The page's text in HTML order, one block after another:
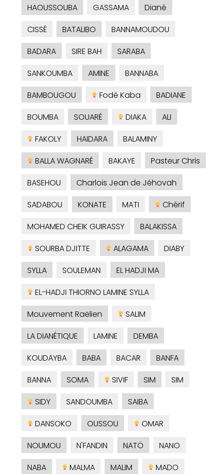
HAOUSSOUBA GASSAMA
Diané
CISSÉ
BATALIBO
BANNAMOUDOU
BADARA
SIRE BAH
SARABA
SANKOUMBA
AMINE
BANNABA
BAMBOUGOU
Fodé Kaba
BADIANE
BOUMBA
SOUARÉ DIAKA
ALI
FAKOLY
HAIDARA
BALAMINY
BALLA WAGNARÉ
BAKAYE
Pasteur Chris
BASEHOU
Charlois Jean de Jéhovah
SADABOU
KONATE MATI
Chérif
MOHAMED CHEIK GUIRASSY
BALAKISSA
SOURBA DJITTE
ALAGAMA
DIABY
SYLLA
SOULEMAN
EL HADJI MA
EL-HADJI THIORNO LAMINE SYLLA
Mouvement Raëlien
SALIM
LA DIANÉTIQUE
LAMINE
DEMBA
KOUDAYBA
BABA BACAR
BANFA
BANNA
SOMA SIVIF SIM
SIM
SIDY
SANDOUMBA
SAIBA
DANSOKO
OUSSOU
OMAR
NOUMOU
N'FANDIN NATÖ
NANO
NABA
MALMA MALIM
MADO